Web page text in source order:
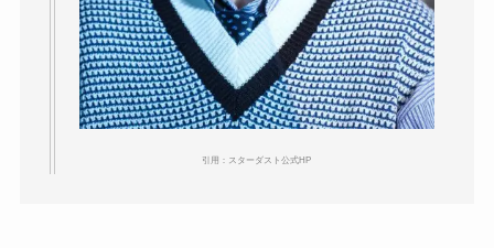
引用：スターダスト公式HP